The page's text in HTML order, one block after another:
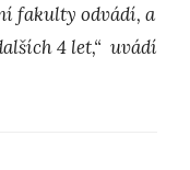
fakulty odvádí, a
4 let,“ uvádí